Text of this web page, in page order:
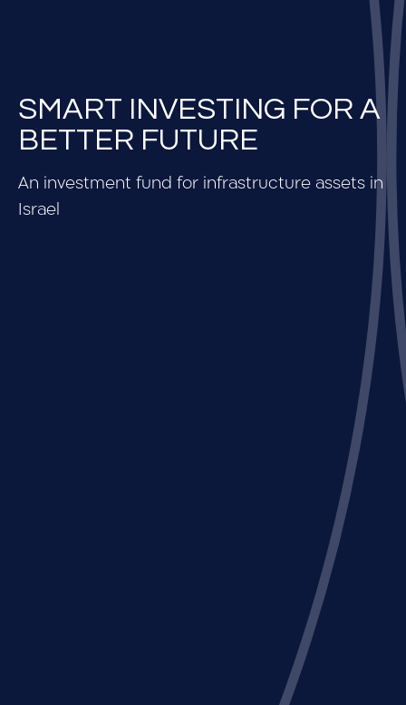
SMART INVESTING FOR A
BETTER FUTURE
An investment fund for infrastructure assets in
Israel